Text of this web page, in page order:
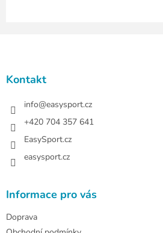
Kontakt
info@easysport.cz
+420 704 357 641
EasySport.cz
easysport.cz
Informace pro vás
Doprava